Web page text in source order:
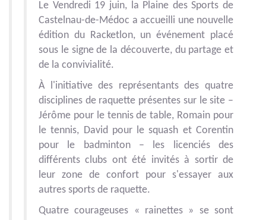
Le Vendredi 19 juin, la Plaine des Sports de
Castelnau-de-Médoc a accueilli une nouvelle
édition du Racketlon, un événement placé
sous le signe de la découverte, du partage et
de la convivialité.
À l'initiative des représentants des quatre
disciplines de raquette présentes sur le site –
Jérôme pour le tennis de table, Romain pour
le tennis, David pour le squash et Corentin
pour le badminton – les licenciés des
différents clubs ont été invités à sortir de
leur zone de confort pour s'essayer aux
autres sports de raquette.
Quatre courageuses « rainettes » se sont